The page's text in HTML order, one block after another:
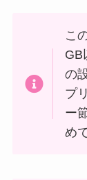
こ
GB
の
プ
ー
め